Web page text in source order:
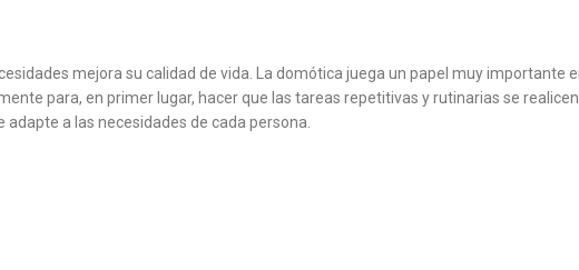
mejora su calidad de vida. La domótica juega un papel muy importante
para, en primer lugar, hacer que las tareas repetitivas y rutinarias se
a las necesidades de cada persona.